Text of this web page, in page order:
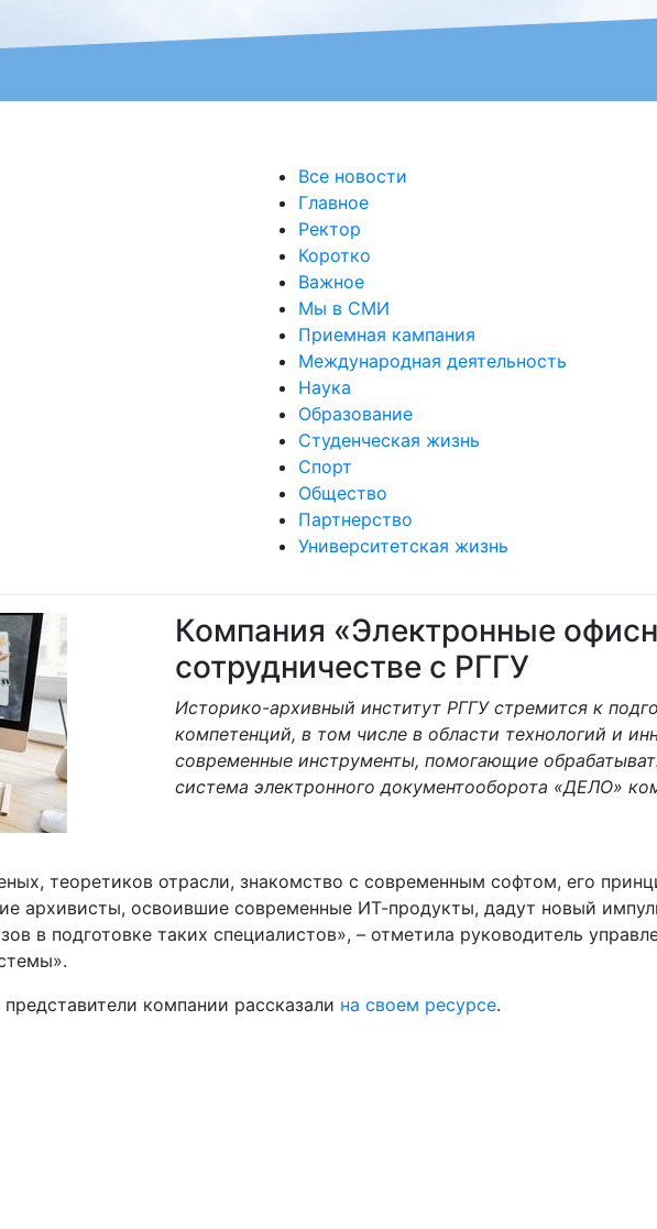
Все новости
Главное
Ректор
Коротко
Важное
Мы в СМИ
Приемная кампания
Международная деятельность
Наука
Образование
Студенческая жизнь
Спорт
Общество
Партнерство
Университетская жизнь
Компания «Электронные
сотрудничестве с РГГУ
Историко-архивный институт РГГУ стремится к
компетенций, в том числе в области технологий и
современные инструменты, помогающие
система электронного документооборота «ДЕЛО»
теоретиков отрасли, знакомство с современным софтом, его
архивисты, освоившие современные ИТ-продукты, дадут новый
в подготовке таких специалистов», – отметила руководитель
компании рассказали на своем ресурсе.